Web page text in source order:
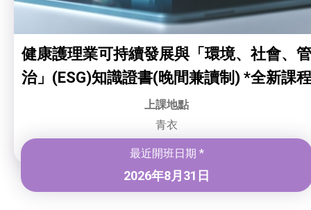
健康護理業可持續發展與「環境、社會、管
治」(ESG)知識證書(晚間兼讀制) *全新課程
上課地點
青衣
最近開班日期 *
2026年8月31日